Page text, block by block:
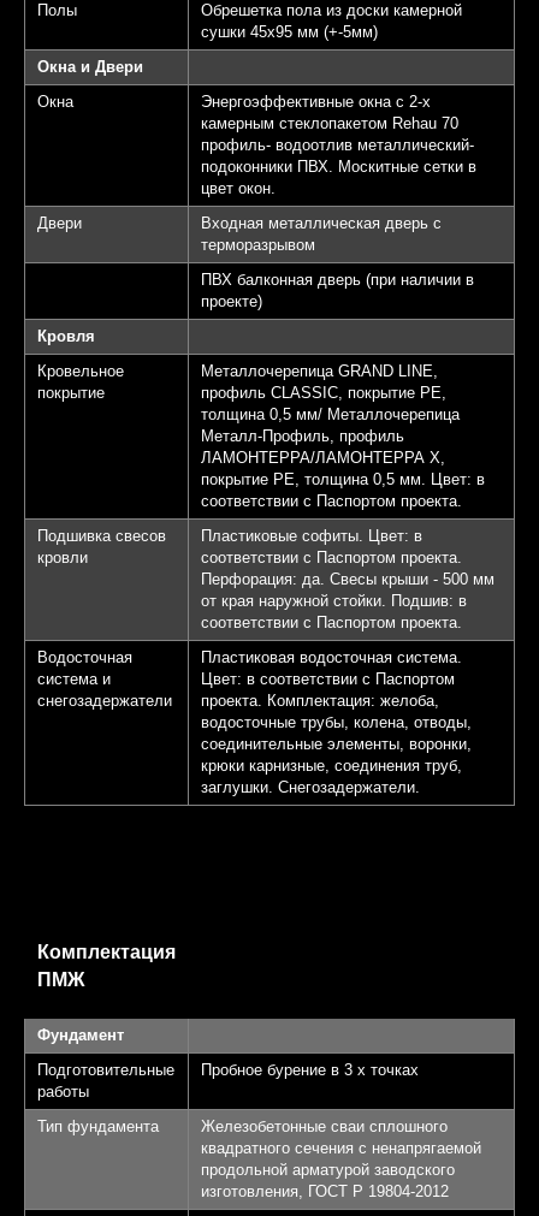
Полы
Обрешетка пола из доски камерной
сушки 45х95 мм (+-5мм)
Окна и Двери
Окна
Энергоэффективные окна с 2-х
камерным стеклопакетом Rehau 70
профиль- водоотлив металлический-
подоконники ПВХ. Москитные сетки в
цвет окон.
Двери
Входная металлическая дверь с
терморазрывом
ПВХ балконная дверь (при наличии в
проекте)
Кровля
Кровельное
покрытие
Металлочерепица GRAND LINE,
профиль CLASSIC, покрытие PE,
толщина 0,5 мм/ Металлочерепица
Металл-Профиль, профиль
ЛАМОНТЕРРА/ЛАМОНТЕРРА Х,
покрытие PE, толщина 0,5 мм. Цвет: в
соответствии с Паспортом проекта.
Подшивка свесов
кровли
Пластиковые софиты. Цвет: в
соответствии с Паспортом проекта.
Перфорация: да. Свесы крыши - 500 мм
от края наружной стойки. Подшив: в
соответствии с Паспортом проекта.
Водосточная
система и
снегозадержатели
Пластиковая водосточная система.
Цвет: в соответствии с Паспортом
проекта. Комплектация: желоба,
водосточные трубы, колена, отводы,
соединительные элементы, воронки,
крюки карнизные, соединения труб,
заглушки. Снегозадержатели.
Комплектация
ПМЖ
Фундамент
Подготовительные
работы
Пробное бурение в 3 х точках
Тип фундамента
Железобетонные сваи сплошного
квадратного сечения с ненапрягаемой
продольной арматурой заводского
изготовления, ГОСТ Р 19804-2012